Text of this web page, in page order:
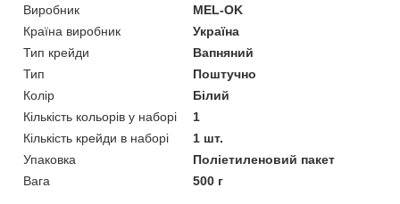
Виробник
MEL-OK
Країна виробник
Україна
Тип крейди
Вапняний
Тип
Поштучно
Колір
Білий
Кількість кольорів у наборі
1
Кількість крейди в наборі
1 шт.
Упаковка
Поліетиленовий пакет
Вага
500 г